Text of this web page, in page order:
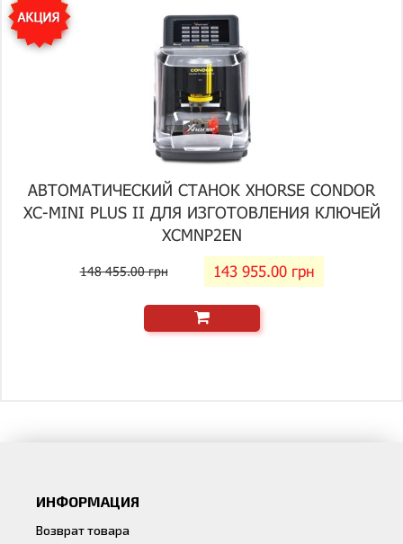
АВТОМАТИЧЕСКИЙ СТАНОК XHORSE CONDOR
XC-MINI PLUS II ДЛЯ ИЗГОТОВЛЕНИЯ КЛЮЧЕЙ
XCMNP2EN
148 455.00 грн 143 955.00 грн
ИНФОРМАЦИЯ
Возврат товара